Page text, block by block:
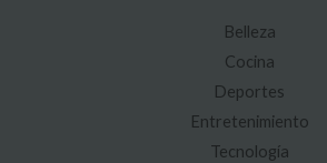
Belleza
Cocina
Deportes
Entretenimiento
Tecnología